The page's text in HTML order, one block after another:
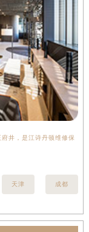
井，是江诗丹顿维修保
天津 成都